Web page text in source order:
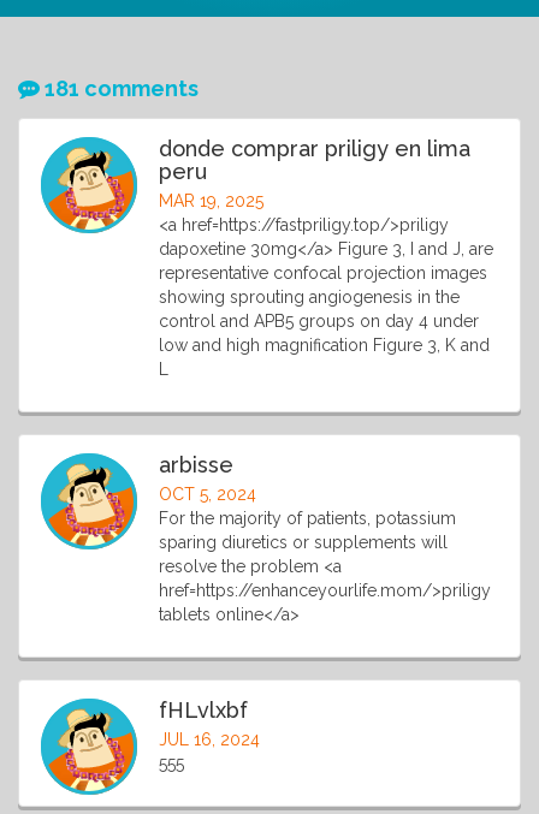
181 comments
donde comprar priligy en lima
peru
MAR 19, 2025
<a href=https://fastpriligy.top/>priligy
dapoxetine 30mg</a> Figure 3, I and J, are
representative confocal projection images
showing sprouting angiogenesis in the
control and APB5 groups on day 4 under
low and high magnification Figure 3, K and
arbisse
OCT 5, 2024
For the majority of patients, potassium
sparing diuretics or supplements will
resolve the problem <a
href=https://enhanceyourlife.mom/>priligy
tablets online</a>
fHLvlxbf
JUL 16, 2024
555